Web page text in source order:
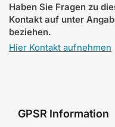
Haben Sie Fragen zu
Kontakt auf unter
beziehen.
Hier Kontakt aufnehmen
GPSR Information